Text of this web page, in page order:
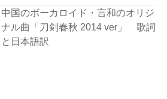
中国のボーカロイド・言和のオリジ
ナル曲「刀剣春秋 2014 ver」 歌詞
と日本語訳